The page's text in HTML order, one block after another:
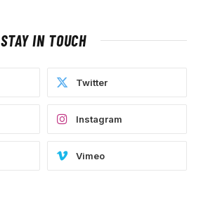
STAY IN TOUCH
Twitter
Instagram
Vimeo